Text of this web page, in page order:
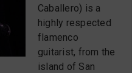
Caballero) is a
highly respected
flamenco
guitarist, from the
island of San